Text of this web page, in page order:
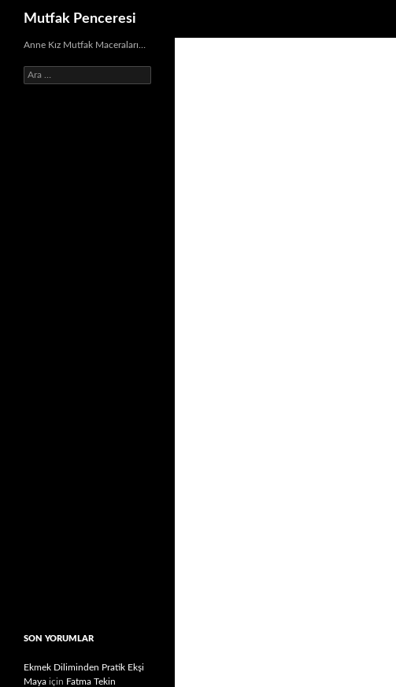
İçeriğe
Mutfak Penceresi
Anne Kız Mutfak Maceraları…
Arama:
SON YORUMLAR
Ekmek Diliminden Pratik Ekşi
Maya için Fatma Tekin